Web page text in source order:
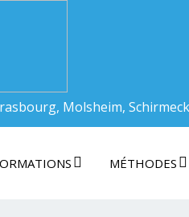
Molsheim,
MÉTHODES